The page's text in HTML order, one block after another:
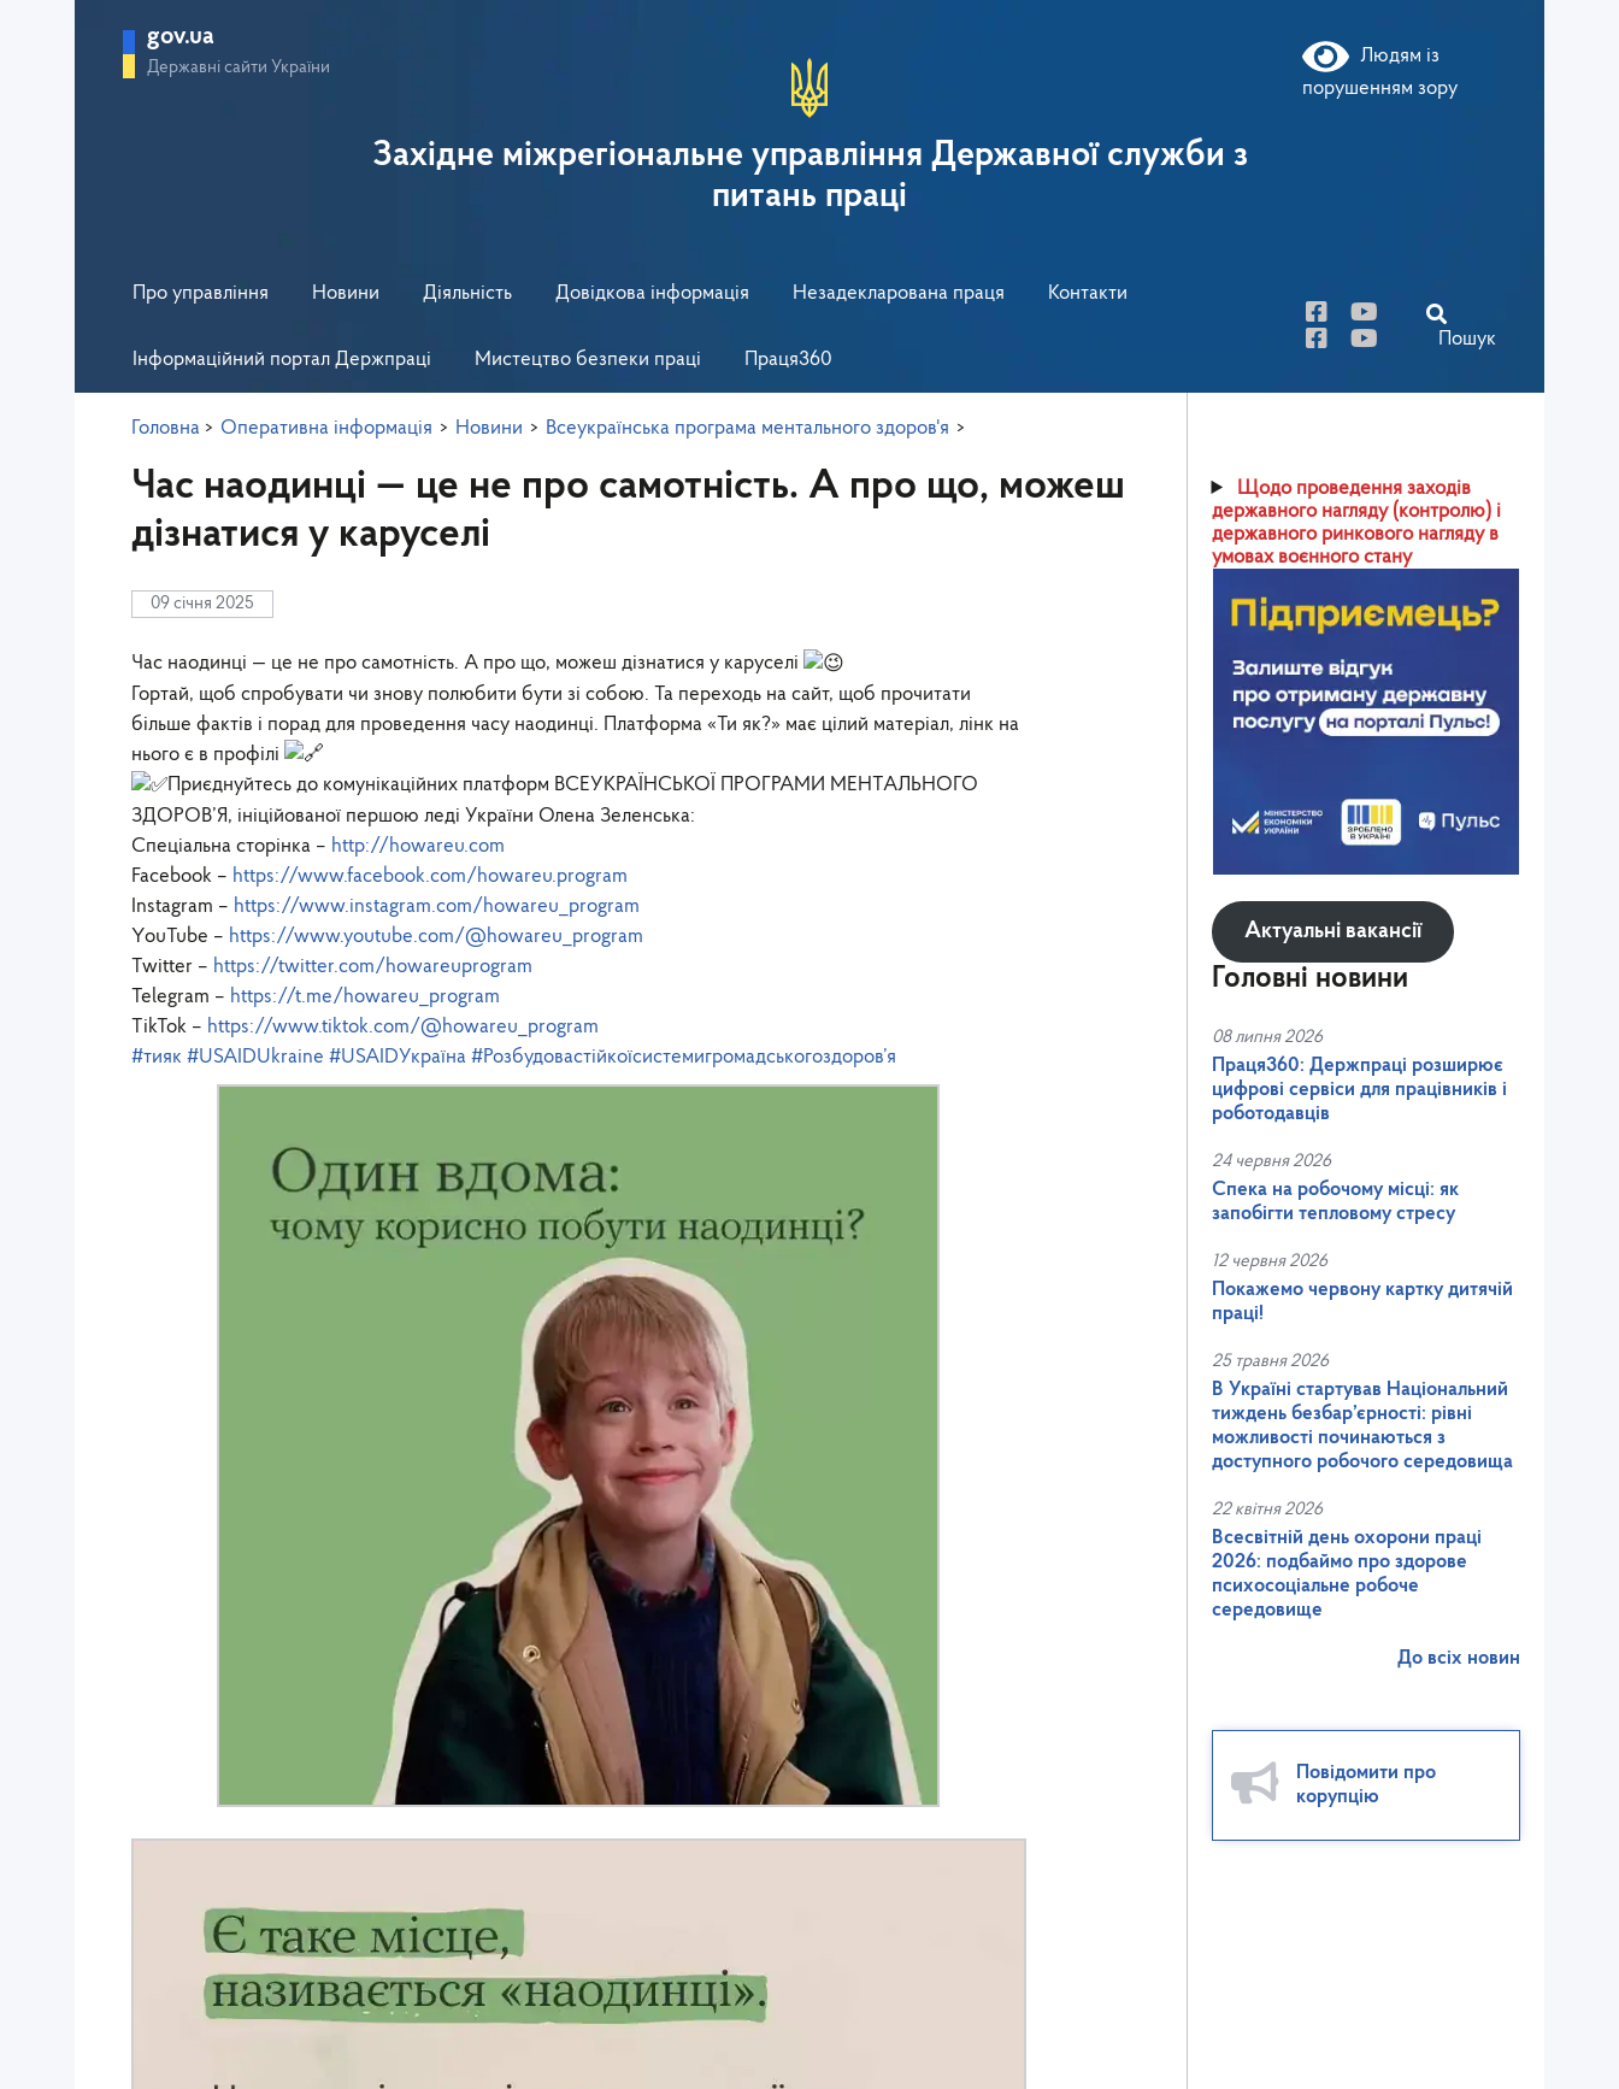
gov.ua
Державні сайти України
Людям із
порушенням зору
Західне міжрегіональне управління Державної служби з
питань праці
Про управління Новини Діяльність Довідкова інформація Незадекларована праця Контакти
Інформаційний портал Держпраці Мистецтво безпеки праці Праця360
Пошук
Головна > Оперативна інформація > Новини > Всеукраїнська програма ментального здоров'я >
Час наодинці — це не про самотність. А про що, можеш
дізнатися у каруселі
09 січня 2025
Час наодинці — це не про самотність. А про що, можеш дізнатися у каруселі
Гортай, щоб спробувати чи знову полюбити бути зі собою. Та переходь на сайт, щоб прочитати
більше фактів і порад для проведення часу наодинці. Платформа «Ти як?» має цілий матеріал, лінк на
нього є в профілі
Приєднуйтесь до комунікаційних платформ ВСЕУКРАЇНСЬКОЇ ПРОГРАМИ МЕНТАЛЬНОГО
ЗДОРОВ’Я, ініційованої першою леді України Олена Зеленська:
Спеціальна сторінка – http://howareu.com
Facebook – https://www.facebook.com/howareu.program
Instagram – https://www.instagram.com/howareu_program
YouTube – https://www.youtube.com/@howareu_program
Twitter – https://twitter.com/howareuprogram
Telegram – https://t.me/howareu_program
TikTok – https://www.tiktok.com/@howareu_program
#тияк #USAIDUkraine #USAIDУкраїна #Розбудовастійкоїсистемигромадськогоздоров’я
Щодо проведення заходів
державного нагляду (контролю) і
державного ринкового нагляду в
умовах воєнного стану
Актуальні вакансії
Головні новини
08 липня 2026
Праця360: Держпраці розширює
цифрові сервіси для працівників і
роботодавців
24 червня 2026
Спека на робочому місці: як
запобігти тепловому стресу
12 червня 2026
Покажемо червону картку дитячій
праці!
25 травня 2026
В Україні стартував Національний
тиждень безбар’єрності: рівні
можливості починаються з
доступного робочого середовища
22 квітня 2026
Всесвітній день охорони праці
2026: подбаймо про здорове
психосоціальне робоче
середовище
До всіх новин
Повідомити про
корупцію